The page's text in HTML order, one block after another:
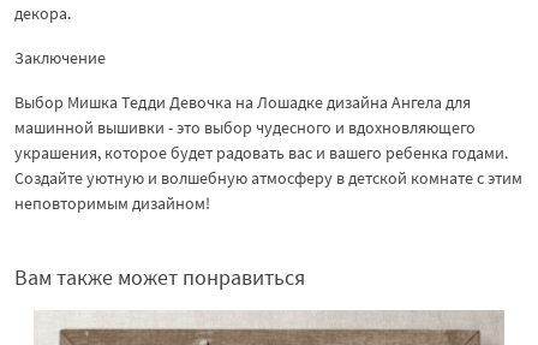
декора.
Заключение
Выбор Мишка Тедди Девочка на Лошадке дизайна Ангела для
машинной вышивки - это выбор чудесного и вдохновляющего
украшения, которое будет радовать вас и вашего ребенка годами.
Создайте уютную и волшебную атмосферу в детской комнате с этим
неповторимым дизайном!
Вам также может понравиться